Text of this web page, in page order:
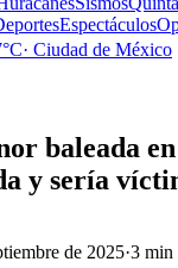
Espectáculos
°C· Ciudad de México
baleada
y sería
de 2025·3 min